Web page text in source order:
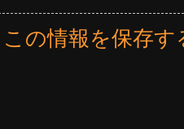
この情報を保存す